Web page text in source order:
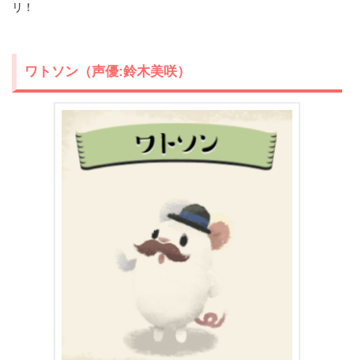
リ！
ワトソン（声優:鈴木美咲）